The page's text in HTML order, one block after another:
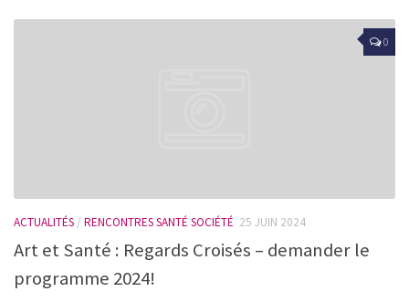
0
ACTUALITÉS / RENCONTRES SANTÉ SOCIÉTÉ 25 JUIN 2024
Art et Santé : Regards Croisés – demander le
programme 2024!